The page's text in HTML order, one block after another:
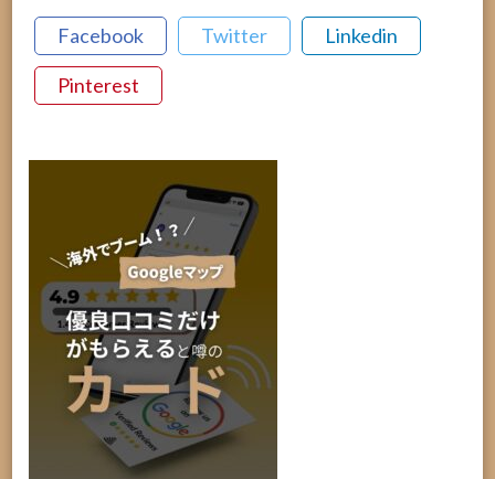
Facebook Twitter Linkedin
Pinterest